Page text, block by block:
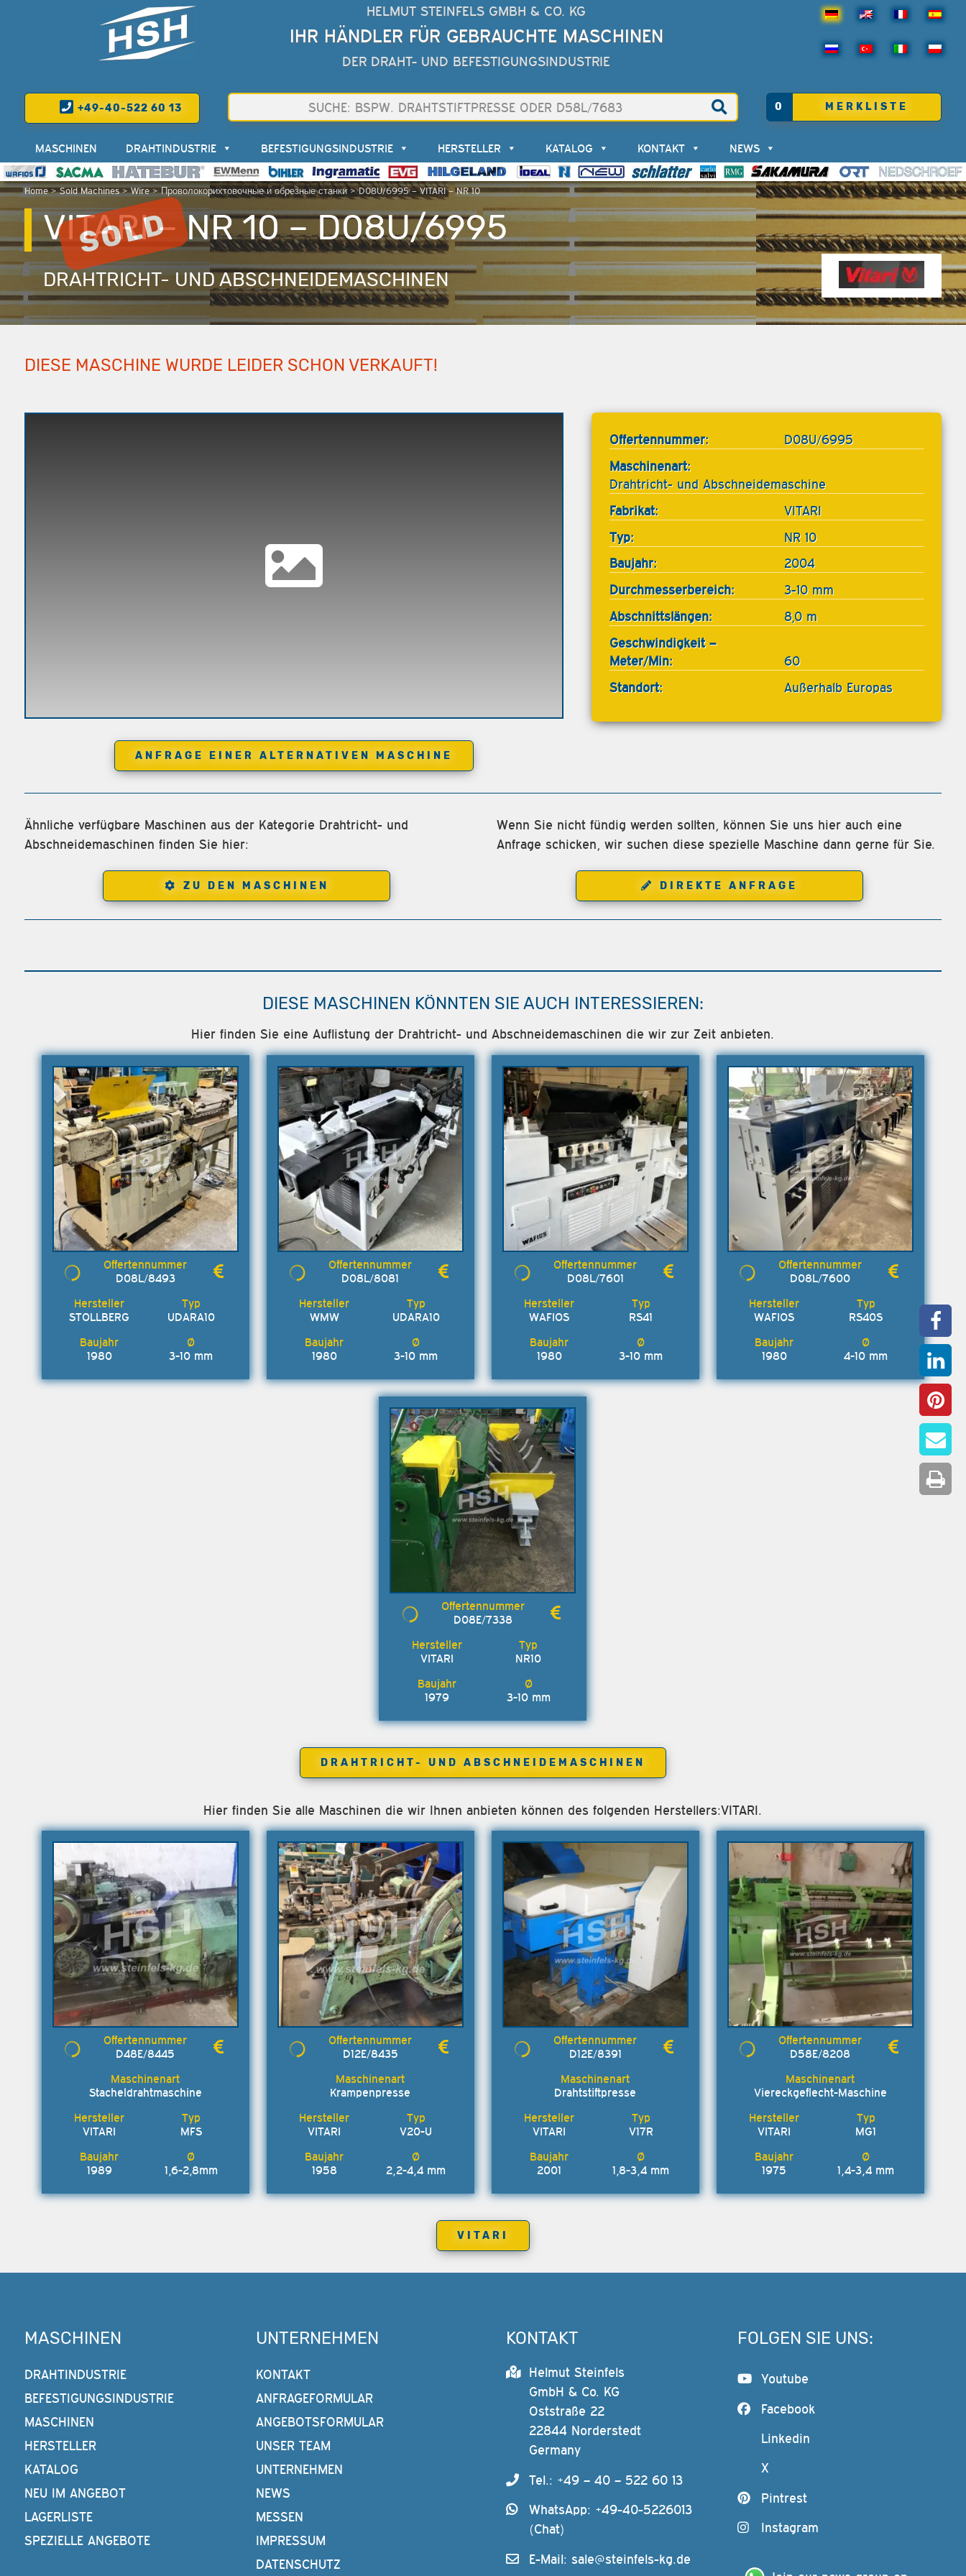
HELMUT STEINFELS GMBH & CO. KG
IHR HÄNDLER FÜR GEBRAUCHTE MASCHINEN
DER DRAHT- UND BEFESTIGUNGSINDUSTRIE
+49-40-522 60 13 0 MERKLISTE
Home>Sold Machines>Wire>Проволокорихтовочные и обрезные станки>D08U/6995 – VITARI – NR 10
MASCHINEN DRAHTINDUSTRIE BEFESTIGUNGSINDUSTRIE HERSTELLER KATALOG KONTAKT NEWS
VITARI – NR 10 – D08U/6995
DRAHTRICHT- UND ABSCHNEIDEMASCHINEN
DIESE MASCHINE WURDE LEIDER SCHON VERKAUFT!
ANFRAGE EINER ALTERNATIVEN MASCHINE
Offertennummer:
D08U/6995
Maschinenart:
Drahtricht- und Abschneidemaschine
Fabrikat:
VITARI
Typ:
NR 10
Baujahr:
2004
Durchmesserbereich:
3-10 mm
Abschnittslängen:
8,0 m
Geschwindigkeit –
Meter/Min:
60
Standort:
Außerhalb Europas
Ähnliche verfügbare Maschinen aus der Kategorie Drahtricht- und
Abschneidemaschinen finden Sie hier:
ZU DEN MASCHINEN
Wenn Sie nicht fündig werden sollten, können Sie uns hier auch eine
Anfrage schicken, wir suchen diese spezielle Maschine dann gerne für Sie.
DIREKTE ANFRAGE
DIESE MASCHINEN KÖNNTEN SIE AUCH INTERESSIEREN:
Hier finden Sie eine Auflistung der Drahtricht- und Abschneidemaschinen die wir zur Zeit anbieten.
D08L/8493
STOLLBERG UDARA10
1980 3-10 mm
D08L/8081
WMW UDARA10
1980 3-10 mm
D08L/7601
WAFIOS RS41
1980 3-10 mm
D08L/7600
WAFIOS RS40S
1980 4-10 mm
D08E/7338
VITARI NR10
1979 3-10 mm
DRAHTRICHT- UND ABSCHNEIDEMASCHINEN
Hier finden Sie alle Maschinen die wir Ihnen anbieten können des folgenden Herstellers:VITARI.
D48E/8445
Stacheldrahtmaschine
VITARI MFS
1989 1,6-2,8mm
D12E/8435
Krampenpresse
VITARI V20-U
1958 2,2-4,4 mm
D12E/8391
Drahtstiftpresse
VITARI V17R
2001 1,8-3,4 mm
D58E/8208
Viereckgeflecht-Maschine
VITARI MG1
1975 1,4-3,4 mm
VITARI
MASCHINEN
DRAHTINDUSTRIE
BEFESTIGUNGSINDUSTRIE
MASCHINEN
HERSTELLER
KATALOG
NEU IM ANGEBOT
LAGERLISTE
SPEZIELLE ANGEBOTE
UNTERNEHMEN
KONTAKT
ANFRAGEFORMULAR
ANGEBOTSFORMULAR
UNSER TEAM
UNTERNEHMEN
NEWS
MESSEN
IMPRESSUM
DATENSCHUTZ
KONTAKT
Helmut Steinfels
GmbH & Co. KG
Oststraße 22
22844 Norderstedt
Germany
Tel.: +49 – 40 – 522 60 13
WhatsApp: +49-40-5226013
(Chat)
E-Mail:sale@steinfels-kg.de
FOLGEN SIE UNS:
Youtube
Facebook
Linkedin
X
Pintrest
Instagram